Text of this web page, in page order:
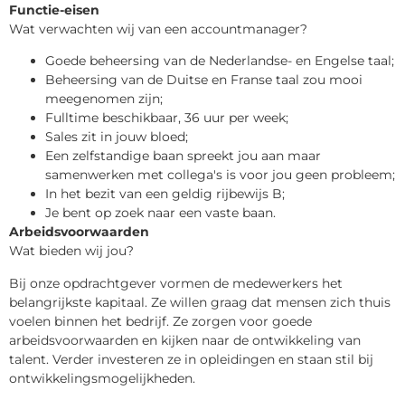
Functie-eisen
Wat verwachten wij van een accountmanager?
Goede beheersing van de Nederlandse- en Engelse taal;
Beheersing van de Duitse en Franse taal zou mooi
meegenomen zijn;
Fulltime beschikbaar, 36 uur per week;
Sales zit in jouw bloed;
Een zelfstandige baan spreekt jou aan maar
samenwerken met collega's is voor jou geen probleem;
In het bezit van een geldig rijbewijs B;
Je bent op zoek naar een vaste baan.
Arbeidsvoorwaarden
Wat bieden wij jou?
Bij onze opdrachtgever vormen de medewerkers het
belangrijkste kapitaal. Ze willen graag dat mensen zich thuis
voelen binnen het bedrijf. Ze zorgen voor goede
arbeidsvoorwaarden en kijken naar de ontwikkeling van
talent. Verder investeren ze in opleidingen en staan stil bij
ontwikkelingsmogelijkheden.